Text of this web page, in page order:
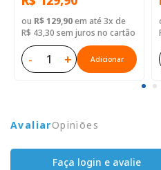
Rosa Claro
ou R$ 129,90em até 3x de
R$ 43,30 sem juros no cartão
- + Adicionar
AvaliarOpiniões
Faça login e avalie